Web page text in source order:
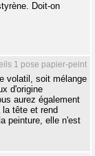
Doit-on
1 pose papier-peint
volatil, soit mélange
d'origine
aurez également
tête et rend
peinture, elle n'est